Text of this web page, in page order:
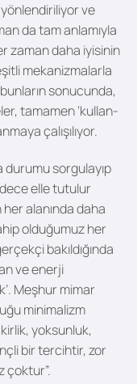
ve
da tam anlamıyla
zaman daha iyisinin
mekanizmalarla
sonucunda,
tamamen ‘kullan-
çalışılıyor.
sorgulayıp
elle tutulur
alanında daha
olduğumuz her
bakıldığında
ve enerji
Meşhur mimar
minimalizm
yoksunluk,
bir tercihtir, zor
çoktur”.